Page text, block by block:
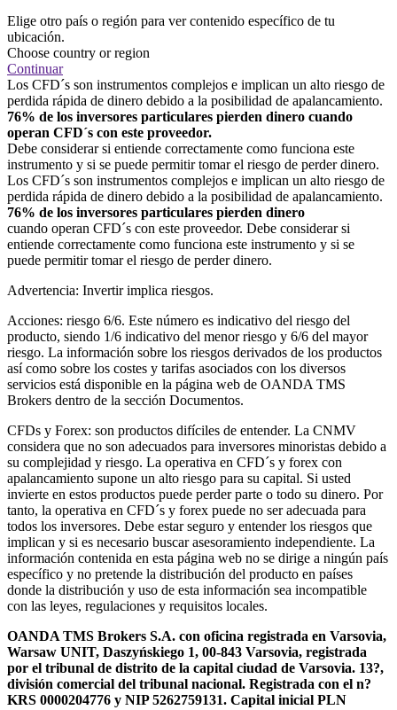
Elige otro país o región para ver contenido específico de tu
ubicación.
Choose country or region
Continuar
Los CFD´s son instrumentos complejos e implican un alto riesgo de
perdida rápida de dinero debido a la posibilidad de apalancamiento.
76% de los inversores particulares pierden dinero cuando
operan CFD´s con este proveedor.
Debe considerar si entiende correctamente como funciona este
instrumento y si se puede permitir tomar el riesgo de perder dinero.
Los CFD´s son instrumentos complejos e implican un alto riesgo de
perdida rápida de dinero debido a la posibilidad de apalancamiento.
76% de los inversores particulares pierden dinero
cuando operan CFD´s con este proveedor. Debe considerar si
entiende correctamente como funciona este instrumento y si se
puede permitir tomar el riesgo de perder dinero.
Advertencia: Invertir implica riesgos.
Acciones: riesgo 6/6. Este número es indicativo del riesgo del
producto, siendo 1/6 indicativo del menor riesgo y 6/6 del mayor
riesgo. La información sobre los riesgos derivados de los productos
así como sobre los costes y tarifas asociados con los diversos
servicios está disponible en la página web de OANDA TMS
Brokers dentro de la sección Documentos.
CFDs y Forex: son productos difíciles de entender. La CNMV
considera que no son adecuados para inversores minoristas debido a
su complejidad y riesgo. La operativa en CFD´s y forex con
apalancamiento supone un alto riesgo para su capital. Si usted
invierte en estos productos puede perder parte o todo su dinero. Por
tanto, la operativa en CFD´s y forex puede no ser adecuada para
todos los inversores. Debe estar seguro y entender los riesgos que
implican y si es necesario buscar asesoramiento independiente. La
información contenida en esta página web no se dirige a ningún país
específico y no pretende la distribución del producto en países
donde la distribución y uso de esta información sea incompatible
con las leyes, regulaciones y requisitos locales.
OANDA TMS Brokers S.A. con oficina registrada en Varsovia,
Warsaw UNIT, Daszyńskiego 1, 00-843 Varsovia, registrada
por el tribunal de distrito de la capital ciudad de Varsovia. 13?,
división comercial del tribunal nacional. Registrada con el n?
KRS 0000204776 y NIP 5262759131. Capital inicial PLN